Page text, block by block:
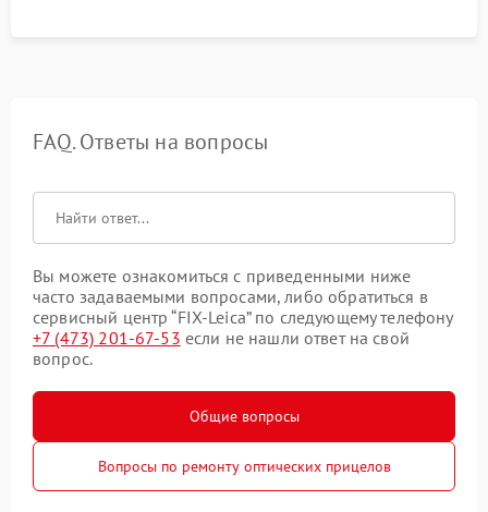
FAQ. Ответы на вопросы
Вы можете ознакомиться с приведенными ниже
часто задаваемыми вопросами, либо обратиться в
сервисный центр “FIX-Leica” по следующему телефону
+7 (473) 201-67-53 если не нашли ответ на свой
вопрос.
Общие вопросы
Вопросы по ремонту оптических прицелов